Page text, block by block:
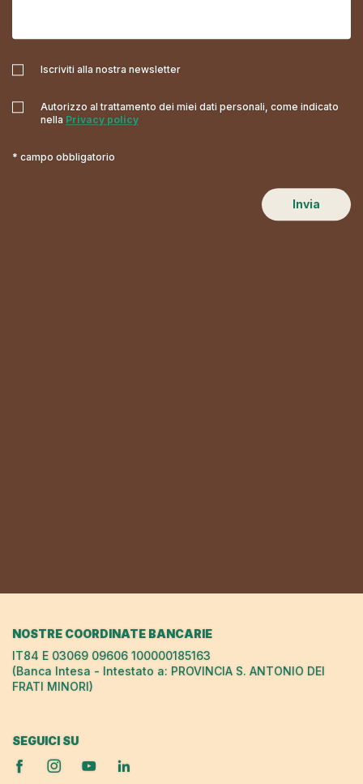
Iscriviti alla nostra newsletter
Autorizzo al trattamento dei miei dati personali, come indicato
nella Privacy policy
* campo obbligatorio
Invia
NOSTRE COORDINATE BANCARIE
IT84 E 03069 09606 100000185163
(Banca Intesa - Intestato a: PROVINCIA S. ANTONIO DEI
FRATI MINORI)
SEGUICI SU